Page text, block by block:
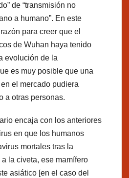
de “transmisión no
a humano”. En este
para creer que el
de Wuhan haya tenido
evolución de la
es muy posible que una
el mercado pudiera
a otras personas.
encaja con los anteriores
en que los humanos
mortales tras la
la civeta, ese mamífero
asiático [en el caso del